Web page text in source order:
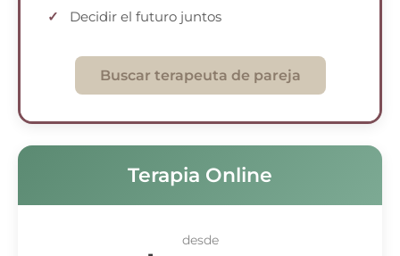
Decidir el futuro juntos
Buscar terapeuta de pareja
Terapia Online
desde